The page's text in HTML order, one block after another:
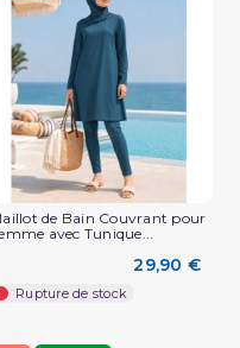
de Bain Couvrant pour
avec Tunique...
29,90 €
Rupture de stock